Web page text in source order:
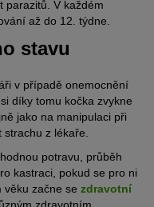
parazitů. V každém
až do 12. týdne.
stavu
v případě onemocnění
díky tomu kočka zvykne
jako na manipulaci při
strachu z lékaře.
potravu, průběh
kastraci, pokud se pro ni
věku začne se zdravotní